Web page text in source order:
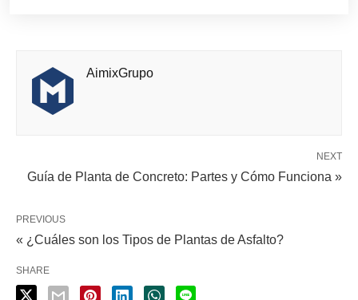
ALGUNOS CONSEJOS:
AimixGrupo
NEXT
Guía de Planta de Concreto: Partes y Cómo Funciona »
PREVIOUS
« ¿Cuáles son los Tipos de Plantas de Asfalto?
SHARE